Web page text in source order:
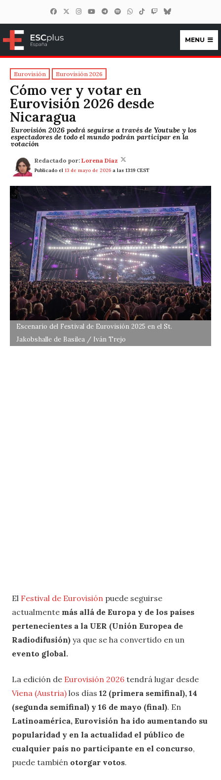
ESCplus España
MENU
Eurovisión Eurovisión 2026
Cómo ver y votar en
Eurovisión 2026 desde
Nicaragua
Eurovisión 2026 podrá seguirse a través de Youtube y los
espectadores de todo el mundo podrán participar en la
votación
Redactado por: Lorena Díaz
Publicado el 13 de mayo de 2026 a las 13:19 CEST
Escenario del Festival de Eurovisión 2025 en el St.
Jakobshalle de Basilea / Iván Trejo
El Festival de Eurovisión puede seguirse
actualmente más allá de Europa y de los países
pertenecientes a la UER (Unión Europea de
Radiodifusión) ya que se ha convertido en un
evento global.
La edición de Eurovisión 2026 tendrá lugar desde
Viena (Austria) los días 12 (primera semifinal), 14
(segunda semifinal) y 16 de mayo (final). En
Latinoamérica, Eurovisión ha ido aumentando su
popularidad y en la actualidad el público de
cualquier país no participante en el concurso,
puede también otorgar votos.